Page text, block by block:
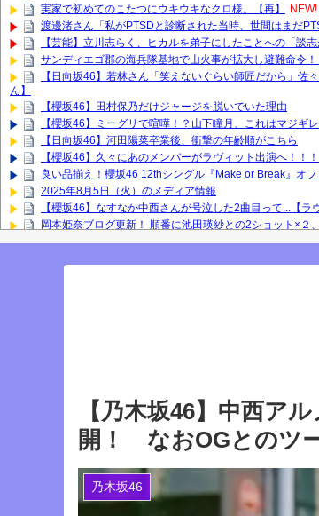
実家で初めてのこたつにウキウキなクロ様。【再】
NEW!
渡邊渚さん「私がPTSDと診断された当時、世間はまだ
【芸能】立川志らく、ヒカルを弟子にしたことへの「談
サンディエゴ郡の海兵隊基地で山火事が拡大し避難命令！
【日向坂46】若林さん「笑えないぐらい師匠だから」佐
ん】
【櫻坂46】田村保乃だけジャージを脱いでいた理由
【櫻坂46】ミーグリで喧嘩！？山下瞳月、これはマジギ
【日向坂46】河田陽菜卒業後、衝撃の年齢順がこちら
【櫻坂46】久々にあのメンバーがラヴィット出演へ！！！
良い品揃え！櫻坂46 12thシングル『Make or Break』オ
2025年8月5日（火）のメディア情報
【櫻坂46】なすなか中西さんが号泣した2曲目って...【ラ
岡本姫奈ブログ更新！ 順番に池田瑛紗との2ショット×２
【乃木坂46】中西ア
開！ なおOGとのツ
乃木坂46